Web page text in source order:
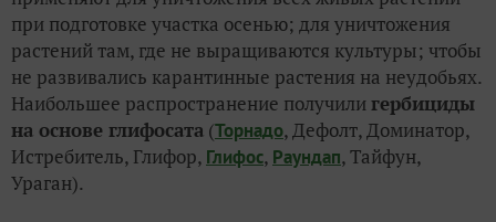
при подготовке участка осенью; для уничтожения
растений там, где не выращиваются культуры; чтобы
не развивались карантинные растения на неудобьях.
Наибольшее распространение получилигербициды
на основе глифосата (Торнадо, Дефолт, Доминатор,
Истребитель, Глифор, Глифос, Раундап, Тайфун,
Ураган).